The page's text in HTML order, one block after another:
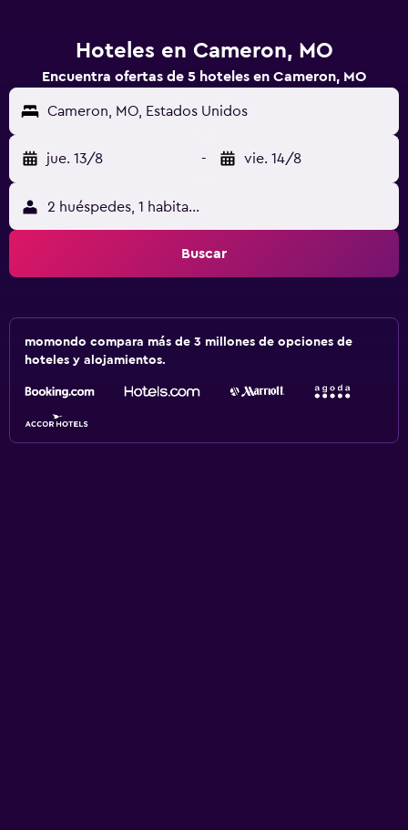
Hoteles en Cameron, MO
Encuentra ofertas de 5 hoteles en Cameron, MO
Cameron, MO, Estados Unidos
jue. 13/8 - vie. 14/8
2 huéspedes, 1 habitación
Buscar
momondo compara más de 3 millones de opciones de
hoteles y alojamientos.